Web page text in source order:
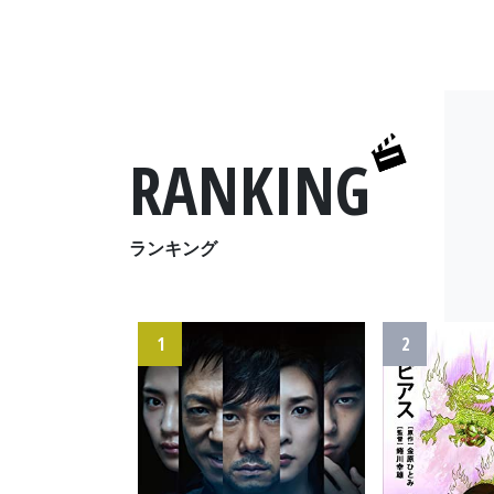
RANKING
ランキング
1 2